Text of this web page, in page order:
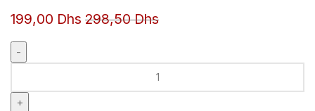
199,00 Dhs 298,50Dhs
EUCERIN